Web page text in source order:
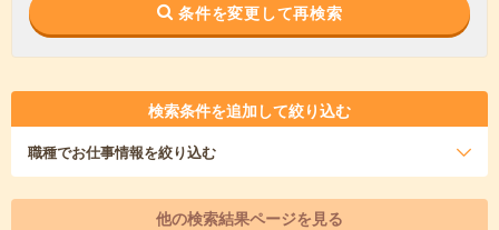
条件を変更して再検索
検索条件を追加して絞り込む
職種でお仕事情報を絞り込む
他の検索結果ページを見る